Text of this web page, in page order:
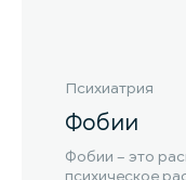
Психиатрия
Фобии
Фобии – это